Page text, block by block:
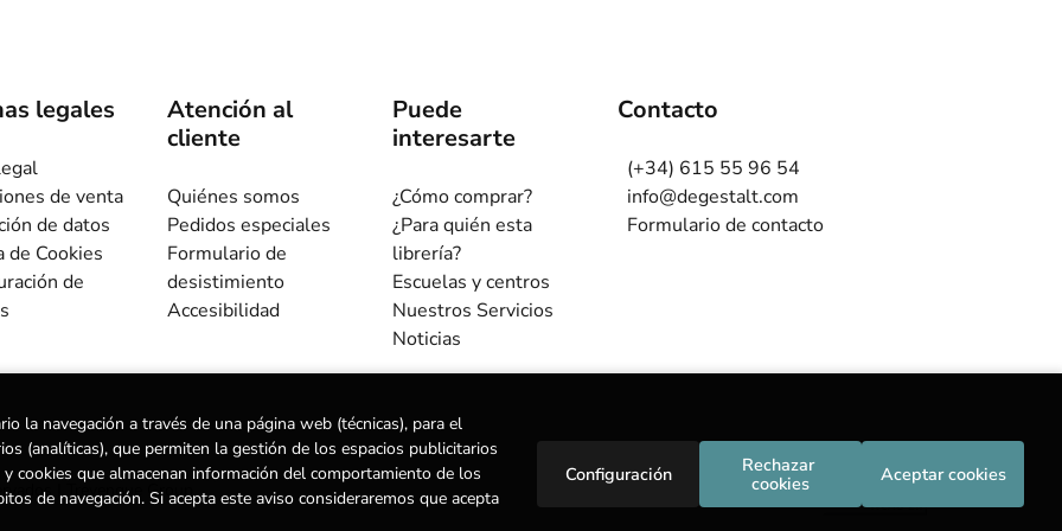
legales
de venta
de datos
de Cookies
de
Atención al
cliente
Quiénes somos
Pedidos especiales
Formulario de
desistimiento
Accesibilidad
Puede
interesarte
¿Cómo comprar?
¿Para quién esta
librería?
Escuelas y centros
Nuestros Servicios
Noticias
Contacto
(+34) 615 55 96 54
info@degestalt.com
Formulario de contacto
|Trevenque Group
la navegación a través de una página web (técnicas), para el
(analíticas), que permiten la gestión de los espacios publicitarios
cookies que almacenan información del comportamiento de los
de navegación. Si acepta este aviso consideraremos que acepta
Configuración
Rechazar
cookies
Aceptar cookies